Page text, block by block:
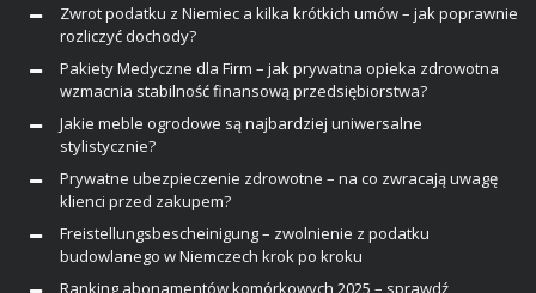
Zwrot podatku z Niemiec a kilka krótkich umów – jak poprawnie
rozliczyć dochody?
Pakiety Medyczne dla Firm – jak prywatna opieka zdrowotna
wzmacnia stabilność finansową przedsiębiorstwa?
Jakie meble ogrodowe są najbardziej uniwersalne
stylistycznie?
Prywatne ubezpieczenie zdrowotne – na co zwracają uwagę
klienci przed zakupem?
Freistellungsbescheinigung – zwolnienie z podatku
budowlanego w Niemczech krok po kroku
Ranking abonamentów komórkowych 2025 – sprawdź